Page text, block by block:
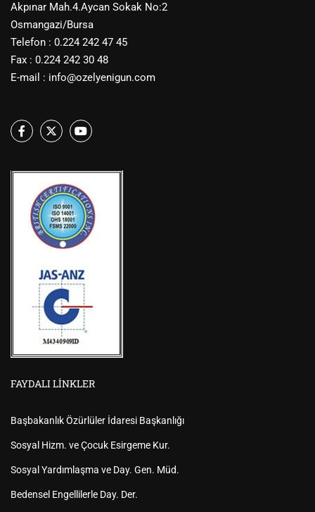
Akpınar Mah.4.Aycan Sokak No:2
Osmangazi/Bursa
Telefon : 0.224 242 47 45
Fax : 0.224 242 30 48
E-mail : info@ozelyenigun.com
FAYDALI LINKLER
Başbakanlık Özürlüler İdaresi Başkanlığı
Sosyal Hizm. ve Çocuk Esirgeme Kur.
Sosyal Yardımlaşma ve Day. Gen. Müd.
Bedensel Engellilerle Day. Der.